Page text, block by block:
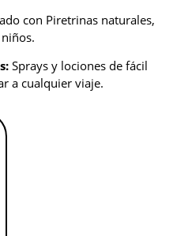
con Piretrinas naturales,
Sprays y lociones de fácil
a cualquier viaje.